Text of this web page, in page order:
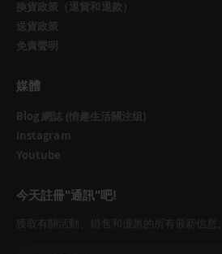
換貨政策（退貨和退款）
送貨政策
免責聲明
媒體
Blog 網誌 (情趣生活關注组)
Instagram
Youtube
今天註冊"通訊"吧!
獲取有關活動、銷售和優惠的所有最新信息。